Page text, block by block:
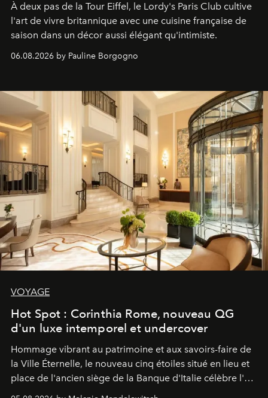
À deux pas de la Tour Eiffel, le Lordy's Paris Club cultive
l'art de vivre britannique avec une cuisine française de
saison dans un décor aussi élégant qu'intimiste.
06.08.2026 by Pauline Borgogno
VOYAGE
Hot Spot : Corinthia Rome, nouveau QG
d'un luxe intemporel et undercover
Hommage vibrant au patrimoine et aux savoirs-faire de
la Ville Éternelle, le nouveau cinq étoiles situé en lieu et
place de l'ancien siège de la Banque d'Italie célèbre l'art
de vivre Romain dans toute son élégance intemporelle.